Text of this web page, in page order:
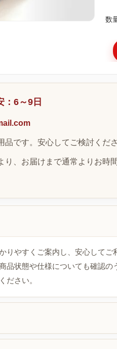
数
：6～9日
です。安心してご検討くださ
り、お届けまで通常よりお時
りやすくご案内し、安心して
品状態や仕様についても確認の
ださい。